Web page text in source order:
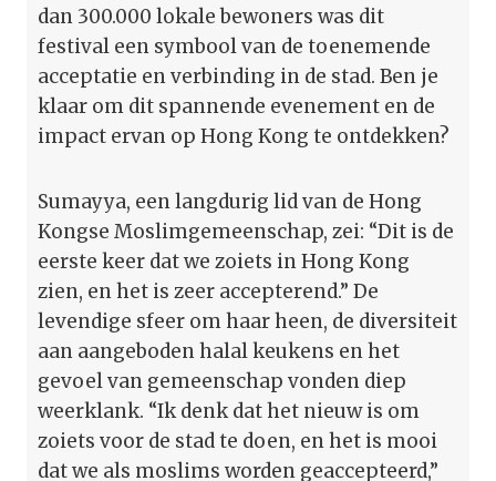
dan 300.000 lokale bewoners was dit
festival een symbool van de toenemende
acceptatie en verbinding in de stad. Ben je
klaar om dit spannende evenement en de
impact ervan op Hong Kong te ontdekken?
Sumayya, een langdurig lid van de Hong
Kongse Moslimgemeenschap, zei: “Dit is de
eerste keer dat we zoiets in Hong Kong
zien, en het is zeer accepterend.” De
levendige sfeer om haar heen, de diversiteit
aan aangeboden halal keukens en het
gevoel van gemeenschap vonden diep
weerklank. “Ik denk dat het nieuw is om
zoiets voor de stad te doen, en het is mooi
dat we als moslims worden geaccepteerd,”